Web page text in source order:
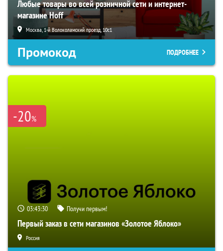
Любые товары во всей розничной сети и интернет-
магазине Hoff
Москва, 1-й Волоколамский проезд, 10с1
Промокод ПОДРОБНЕЕ
-20%
03:43:29 Получи первым!
Первый заказ в сети магазинов «Золотое Яблоко»
Россия